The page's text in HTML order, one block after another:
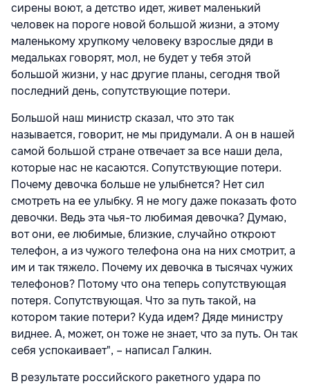
сирены воют, а детство идет, живет маленький
человек на пороге новой большой жизни, а этому
маленькому хрупкому человеку взрослые дяди в
медальках говорят, мол, не будет у тебя этой
большой жизни, у нас другие планы, сегодня твой
последний день, сопутствующие потери.
Большой наш министр сказал, что это так
называется, говорит, не мы придумали. А он в нашей
самой большой стране отвечает за все наши дела,
которые нас не касаются. Сопутствующие потери.
Почему девочка больше не улыбнется? Нет сил
смотреть на ее улыбку. Я не могу даже показать фото
девочки. Ведь эта чья-то любимая девочка? Думаю,
вот они, ее любимые, близкие, случайно откроют
телефон, а из чужого телефона она на них смотрит, а
им и так тяжело. Почему их девочка в тысячах чужих
телефонов? Потому что она теперь сопутствующая
потеря. Сопутствующая. Что за путь такой, на
котором такие потери? Куда идем? Дяде министру
виднее. А, может, он тоже не знает, что за путь. Он так
себя успокаивает", – написал Галкин.
В результате российского ракетного удара по